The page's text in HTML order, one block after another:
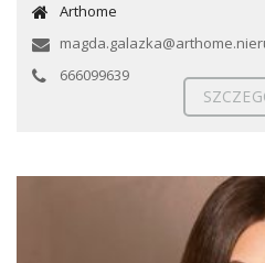
Arthome
666099639